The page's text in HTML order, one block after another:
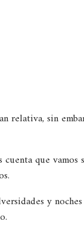
relativa, sin
que vamos
y